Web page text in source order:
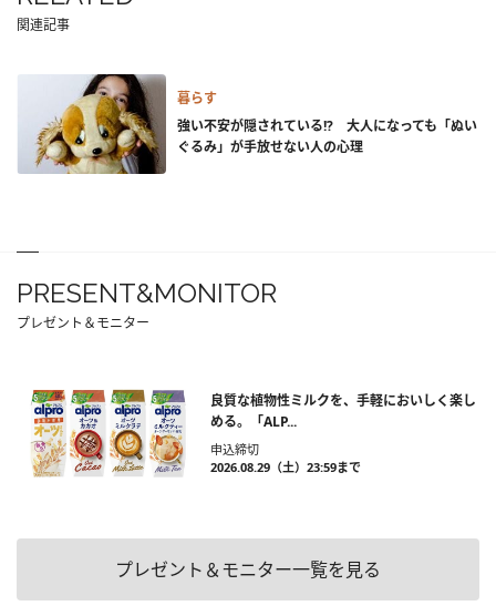
関連記事
暮らす
強い不安が隠されている!? 大人になっても「ぬい
ぐるみ」が手放せない人の心理
PRESENT&MONITOR
プレゼント＆モニター
良質な植物性ミルクを、手軽においしく楽し
める。「ALP...
申込締切
2026.08.29（土）23:59まで
プレゼント＆モニター一覧を見る